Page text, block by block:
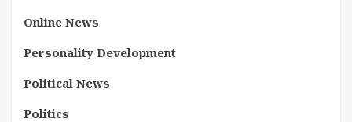
Online News
Personality Development
Political News
Politics